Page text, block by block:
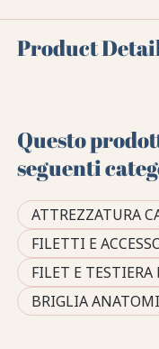
Product
Questo
seguenti
ATTREZZATURA
FILETTI E
FILET E TESTIERA
BRIGLIA